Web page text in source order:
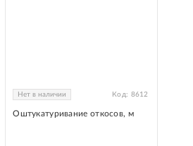
Нет в наличии Код: 8612
Оштукатуривание откосов, м